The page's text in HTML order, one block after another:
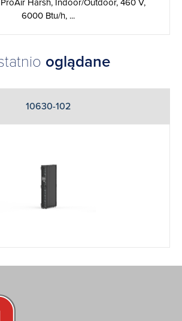
Harsh, Indoor/Outdoor, 460 V,
6000 Btu/h, ...
oglądane
10630-102